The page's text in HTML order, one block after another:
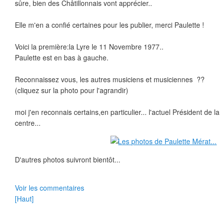
sûre, bien des Châtillonnais vont apprécier..
Elle m'en a confié certaines pour les publier, merci Paulette !
Voici la première:la Lyre le 11 Novembre 1977..
Paulette est en bas à gauche.
Reconnaissez vous, les autres musiciens et musiciennes ??
(cliquez sur la photo pour l'agrandir)
moi j'en reconnais certains,en particulier... l'actuel Président de
centre...
D'autres photos suivront bientôt...
Voir les commentaires
[Haut]